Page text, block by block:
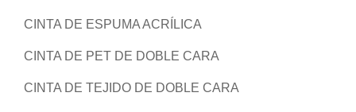
CINTA DE ESPUMA ACRÍLICA
CINTA DE PET DE DOBLE CARA
CINTA DE TEJIDO DE DOBLE CARA